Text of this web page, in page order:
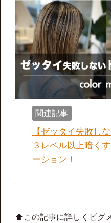
関連記事
【ゼッタイ失敗し
３レベル以上暗く
ーション！
⬆︎この記事に詳しくピグ